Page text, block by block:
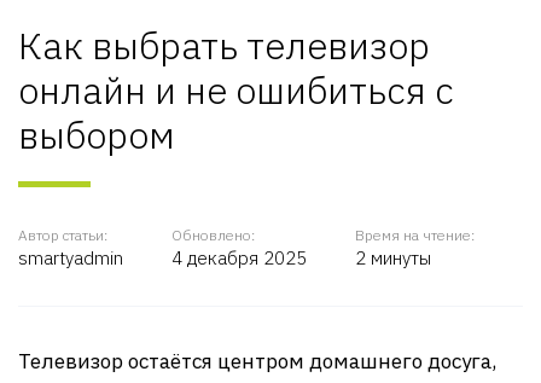
Как выбрать телевизор
онлайн и не ошибиться с
выбором
Автор статьи:
smartyadmin
Обновлено:
4 декабря 2025
Время на чтение:
2 минуты
Телевизор остаётся центром домашнего досуга,
и Шкафы-Купе